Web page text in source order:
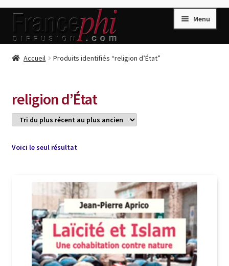
Aller
la
Aller
contenu
Menu
Accueil
Compte
Conditions de Vente
Connection
Listes d’Envies
Livres de Peter Randa
Livres de Philippe Randa
Login Customizer
Newsletter
Accueil Produits identifiés “religion d’État”
religion d’État
Voici le seul résultat